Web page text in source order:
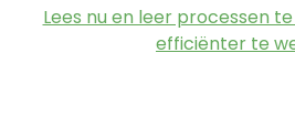
Lees nu en leer processen
efficiënter te